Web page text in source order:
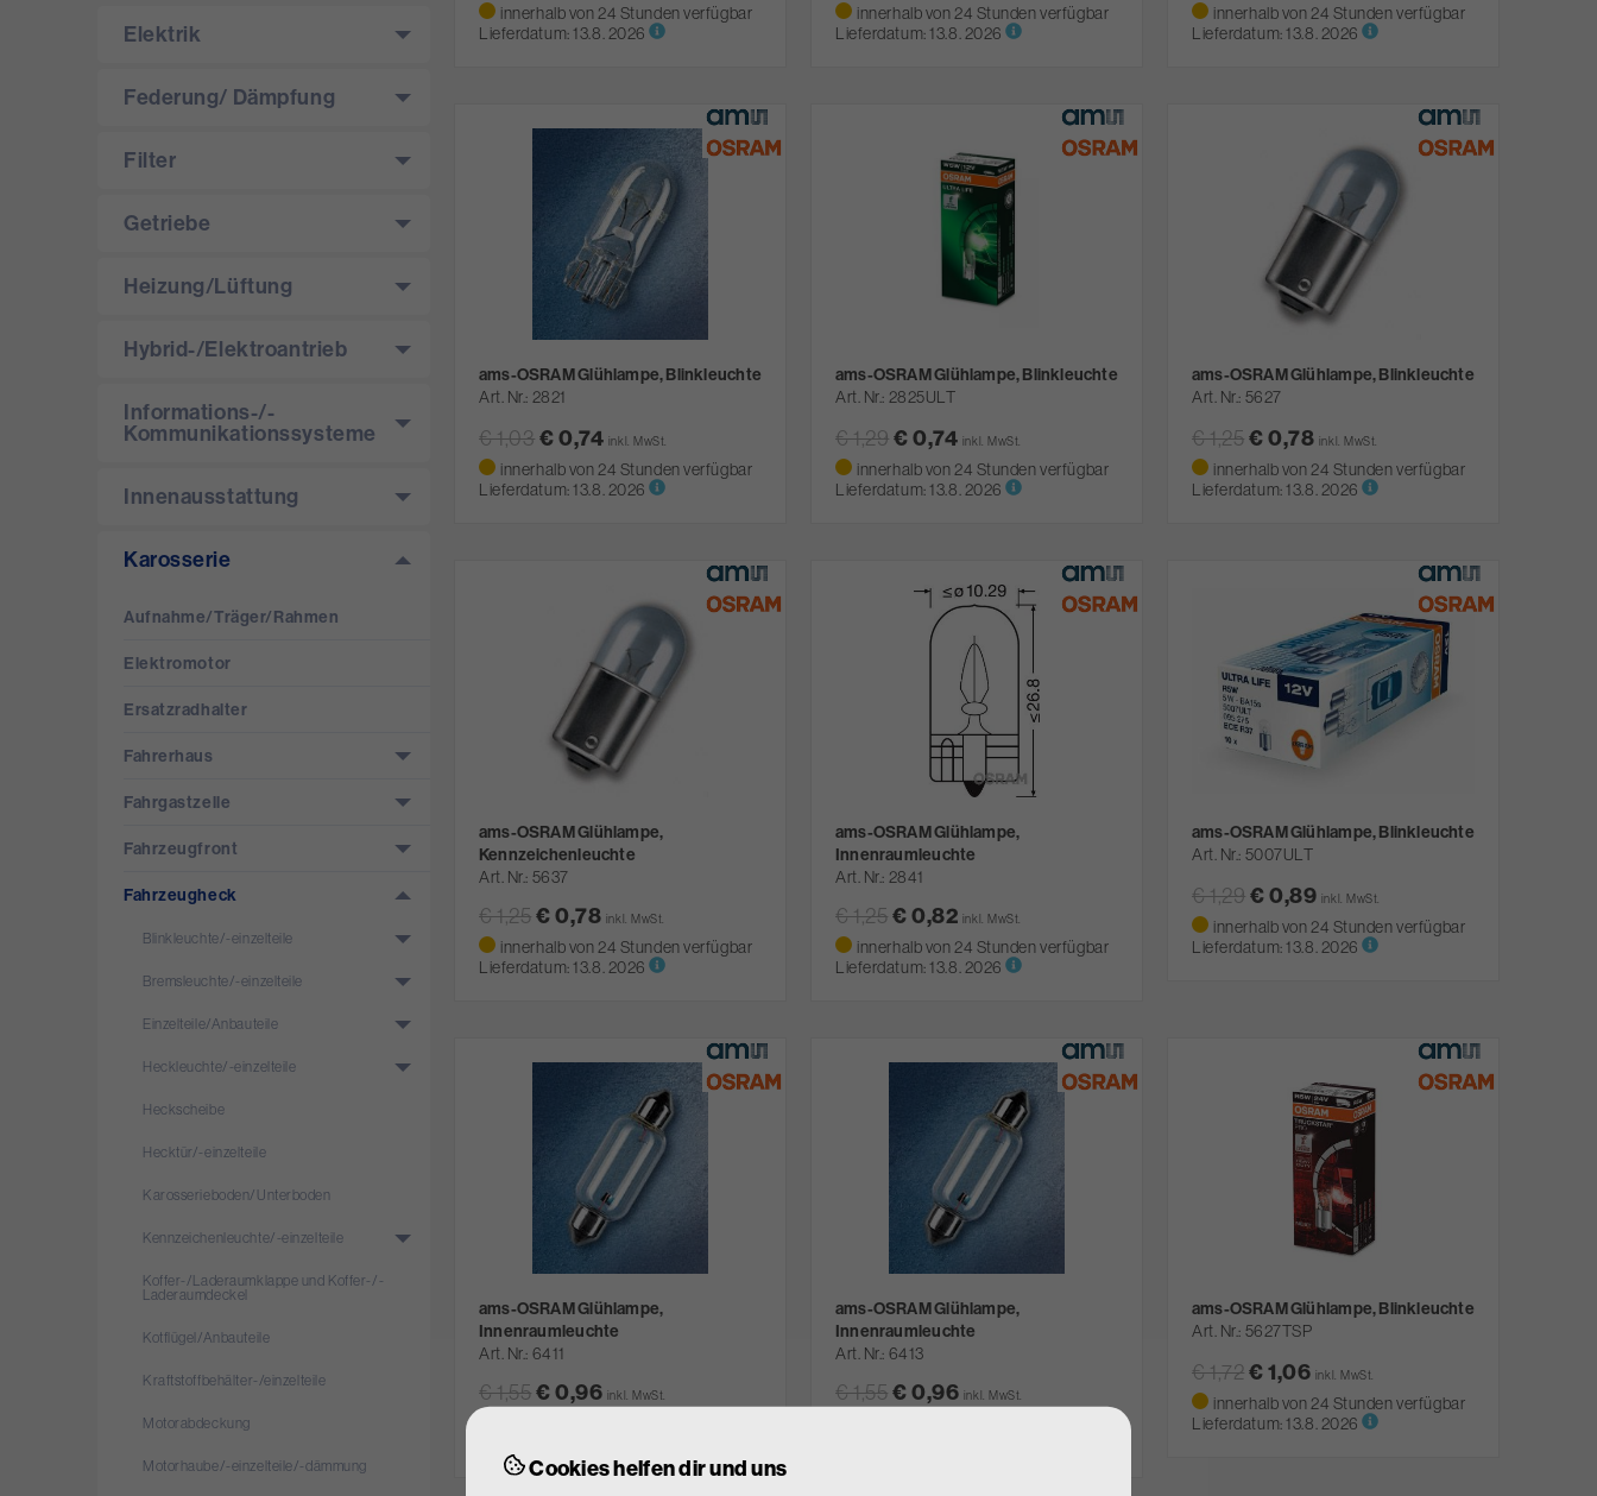
innerhalb von 24 Stunden verfügbar
Lieferdatum:13.8. 2026
innerhalb von 24 Stunden verfügbar
Lieferdatum:13.8. 2026
innerhalb von 24 Stunden verfügbar
Lieferdatum:13.8. 2026
ams-OSRAM Glühlampe, Blinkleuchte
Art. Nr. 2821
€ 1,03€ 0,74 inkl. MwSt.
innerhalb von 24 Stunden verfügbar
Lieferdatum:13.8. 2026
ams-OSRAM Glühlampe, Blinkleuchte
Art. Nr. 2825ULT
€ 1,29€ 0,74 inkl. MwSt.
innerhalb von 24 Stunden verfügbar
Lieferdatum:13.8. 2026
ams-OSRAM Glühlampe, Blinkleuchte
Art. Nr. 5627
€ 1,25€ 0,78 inkl. MwSt.
innerhalb von 24 Stunden verfügbar
Lieferdatum:13.8. 2026
ams-OSRAM Glühlampe,
Kennzeichenleuchte
Art. Nr. 5637
€ 1,25€ 0,78 inkl. MwSt.
innerhalb von 24 Stunden verfügbar
Lieferdatum:13.8. 2026
ams-OSRAM Glühlampe,
Innenraumleuchte
Art. Nr. 2841
€ 1,25€ 0,82 inkl. MwSt.
innerhalb von 24 Stunden verfügbar
Lieferdatum:13.8. 2026
ams-OSRAM Glühlampe, Blinkleuchte
Art. Nr. 5007ULT
€ 1,29€ 0,89 inkl. MwSt.
innerhalb von 24 Stunden verfügbar
Lieferdatum:13.8. 2026
ams-OSRAM Glühlampe,
Innenraumleuchte
Art. Nr. 6411
€ 1,55€ 0,96 inkl. MwSt.
ams-OSRAM Glühlampe,
Innenraumleuchte
Art. Nr. 6413
€ 1,55€ 0,96 inkl. MwSt.
ams-OSRAM Glühlampe, Blinkleuchte
Art. Nr. 5627TSP
€ 1,72€ 1,06 inkl. MwSt.
innerhalb von 24 Stunden verfügbar
Lieferdatum:13.8. 2026
Elektrik
Federung/­ Dämpfung
Filter
Getriebe
Heizung/­Lüftung
Hybrid-/­Elektroantrieb
Informations-/­
Kommunikationssysteme
Innenausstattung
Karosserie
Aufnahme/­Träger/­Rahmen
Elektromotor
Ersatzradhalter
Fahrerhaus
Fahrgastzelle
Fahrzeugfront
Fahrzeugheck
Blinkleuchte/­-einzelteile
Bremsleuchte/­-einzelteile
Einzelteile/­Anbauteile
Heckleuchte/­-einzelteile
Heckscheibe
Hecktür/­-einzelteile
Karosserieboden/­Unterboden
Kennzeichenleuchte/­-einzelteile
Koffer-/­Laderaumklappe und Koffer-/­
Laderaumdeckel
Kotflügel/­Anbauteile
Kraftstoffbehälter-/­einzelteile
Motorabdeckung
Motorhaube/­-einzelteile/­-dämmung Cookies helfen dir und uns